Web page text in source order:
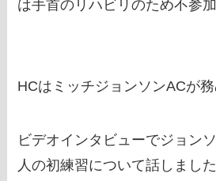
は手首のリハビリのため不参
HCはミッチジョンソンACが務
ビデオインタビューでジョン
人の初練習について話しました